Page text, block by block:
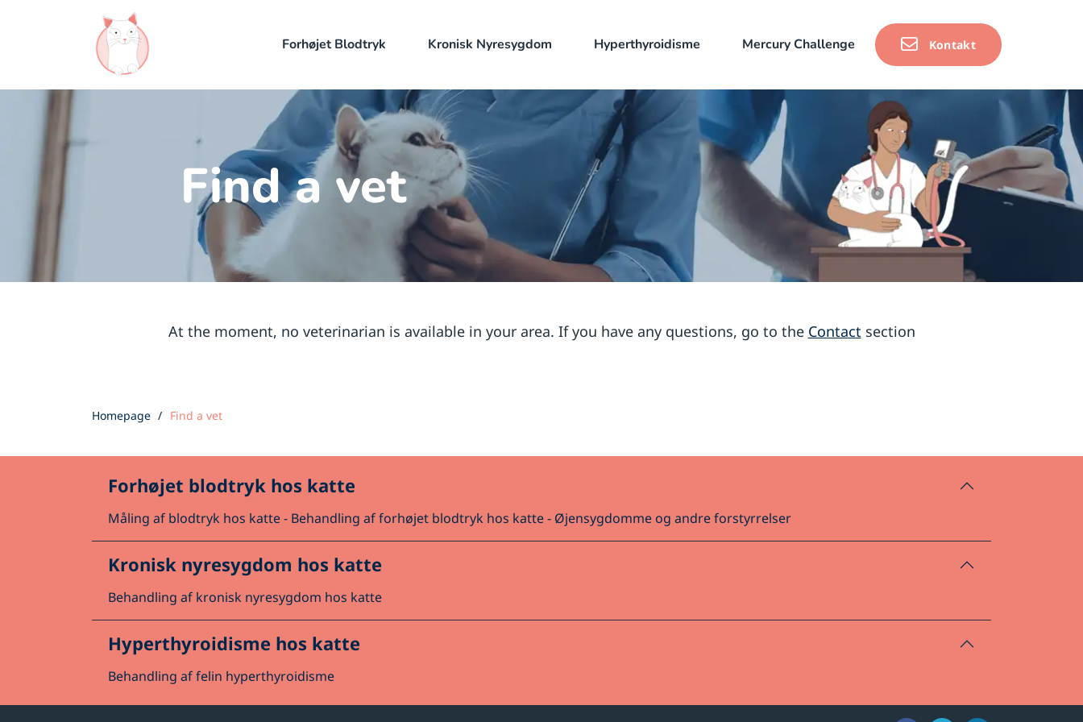
Forhøjet Blodtryk Kronisk Nyresygdom Hyperthyroidisme Mercury Challenge Kontakt
Find a vet
At the moment, no veterinarian is available in your area. If you have any questions, go to the Contactsection
Homepage Find a vet
Forhøjet blodtryk hos katte
Måling af blodtryk hos katte - Behandling af forhøjet blodtryk hos katte - Øjensygdomme og andre forstyrrelser
Kronisk nyresygdom hos katte
Behandling af kronisk nyresygdom hos katte
Hyperthyroidisme hos katte
Behandling af felin hyperthyroidisme